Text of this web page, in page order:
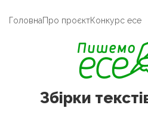
ГоловнаПро проєктКонкурс есе
Збірки